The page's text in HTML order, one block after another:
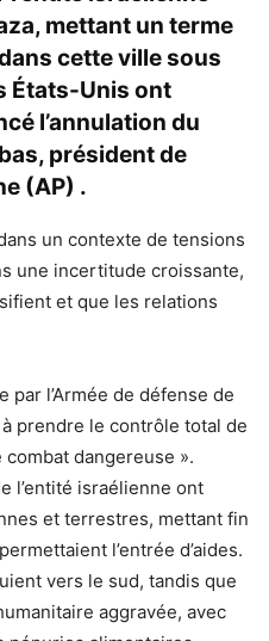
mettant un terme
cette ville sous
États-Unis ont
l’annulation du
président de
(AP) .
un contexte de tensions
une incertitude croissante,
et que les relations
par l’Armée de défense de
prendre le contrôle total de
combat dangereuse ».
l’entité israélienne ont
et terrestres, mettant fin
l’entrée d’aides.
vers le sud, tandis que
aggravée, avec